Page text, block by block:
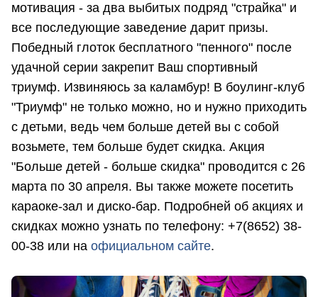
мотивация - за два выбитых подряд "страйка" и
все последующие заведение дарит призы.
Победный глоток бесплатного "пенного" после
удачной серии закрепит Ваш спортивный
триумф. Извиняюсь за каламбур! В боулинг-клуб
"Триумф" не только можно, но и нужно приходить
с детьми, ведь чем больше детей вы с собой
возьмете, тем больше будет скидка. Акция
"Больше детей - больше скидка" проводится с 26
марта по 30 апреля. Вы также можете посетить
караоке-зал и диско-бар. Подробней об акциях и
скидках можно узнать по телефону: +7(8652) 38-
00-38 или на официальном сайте.